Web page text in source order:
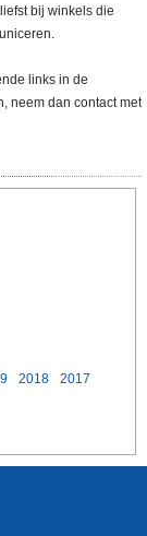
bij winkels die
links in de
neem dan contact met
2018
2017